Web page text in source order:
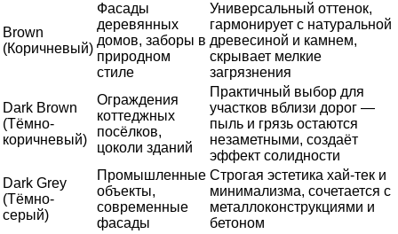
Brown
(Коричневый)
Фасады
деревянных
домов, заборы в
природном
стиле
Универсальный оттенок,
гармонирует с натуральной
древесиной и камнем,
скрывает мелкие
загрязнения
Dark Brown
(Тёмно-
коричневый)
Ограждения
коттеджных
посёлков,
цоколи зданий
Практичный выбор для
участков вблизи дорог —
пыль и грязь остаются
незаметными, создаёт
эффект солидности
Dark Grey
(Тёмно-
серый)
Промышленные
объекты,
современные
фасады
Строгая эстетика хай-тек и
минимализма, сочетается с
металлоконструкциями и
бетоном